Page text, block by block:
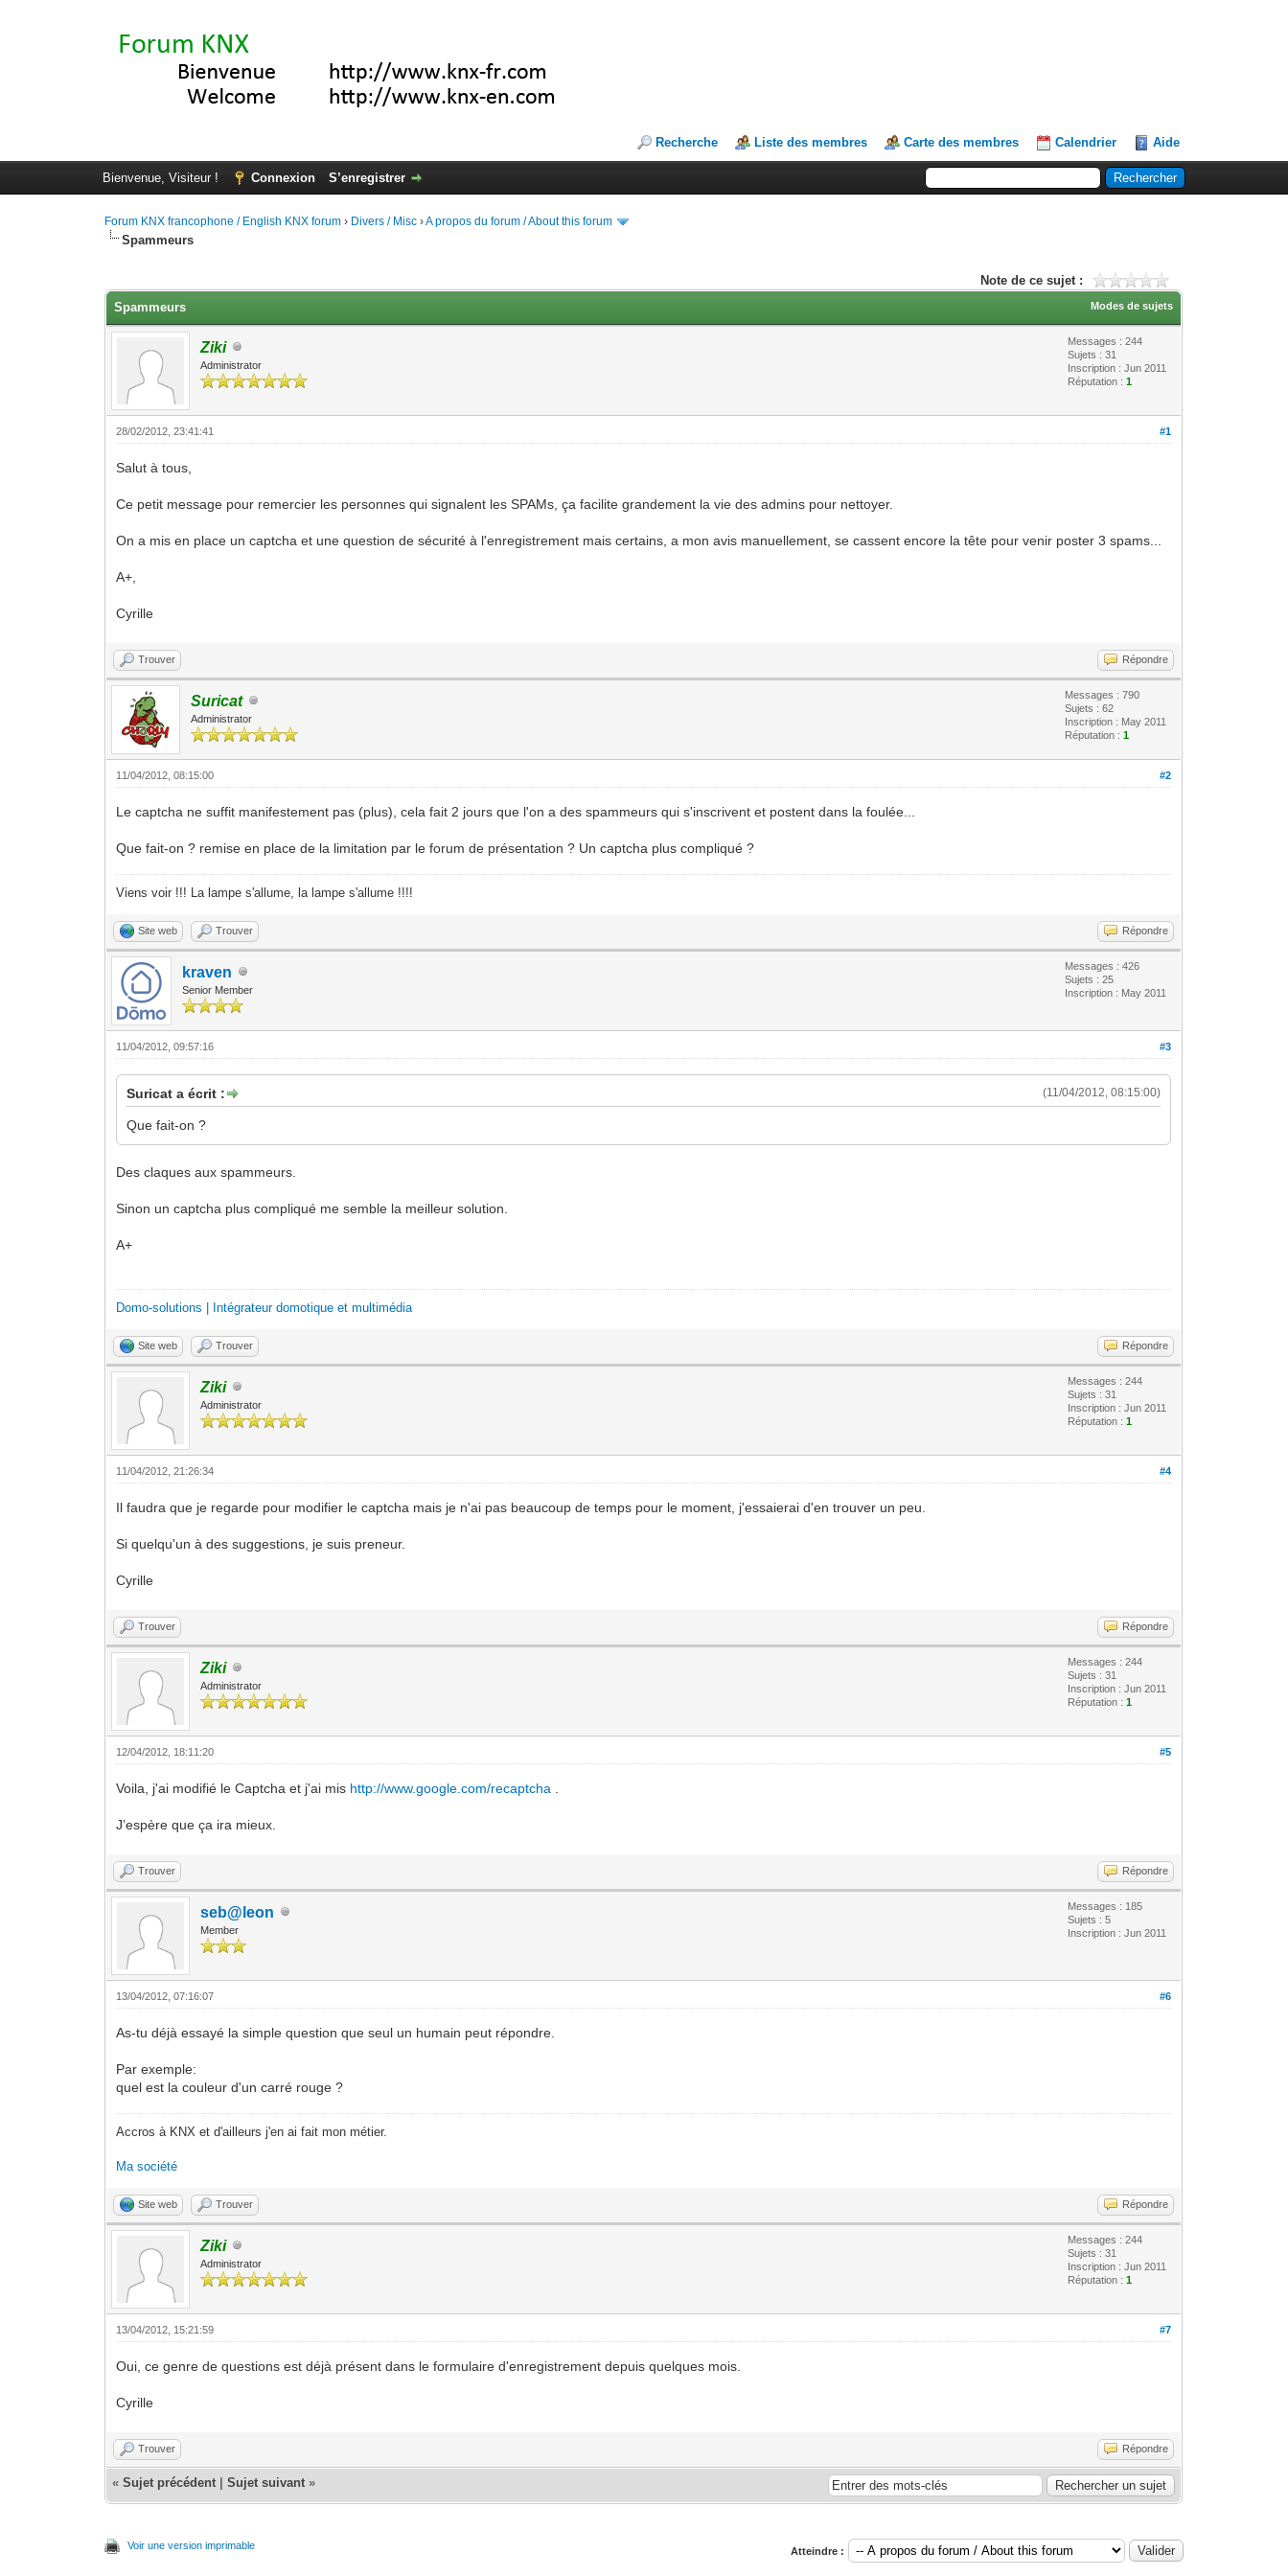
Recherche Liste des membres Carte des membres Calendrier Aide
Bienvenue, Visiteur ! Connexion S’enregistrer
Forum KNX francophone / English KNX forum › Divers / Misc ›A propos du forum / About this forum
Spammeurs
Note de ce sujet :
Modes de sujets
Spammeurs
Ziki
Administrator
Messages : 244
Sujets : 31
Inscription : Jun 2011
Réputation :1
#1
28/02/2012, 23:41:41
Salut à tous,
Ce petit message pour remercier les personnes qui signalent les SPAMs, ça facilite grandement la vie des admins pour nettoyer.
On a mis en place un captcha et une question de sécurité à l'enregistrement mais certains, a mon avis manuellement, se cassent encore la tête pour venir poster 3 spams...
A+,
Cyrille
Trouver Répondre
Suricat
Administrator
Messages : 790
Sujets : 62
Inscription : May 2011
Réputation :1
#2
11/04/2012, 08:15:00
Le captcha ne suffit manifestement pas (plus), cela fait 2 jours que l'on a des spammeurs qui s'inscrivent et postent dans la foulée...
Que fait-on ? remise en place de la limitation par le forum de présentation ? Un captcha plus compliqué ?
Viens voir !!! La lampe s'allume, la lampe s'allume !!!!
Site web Trouver Répondre
kraven
Senior Member
Messages : 426
Sujets : 25
Inscription : May 2011
#3
11/04/2012, 09:57:16
(11/04/2012, 08:15:00)
Suricat a écrit :
Que fait-on ?
Des claques aux spammeurs.
Sinon un captcha plus compliqué me semble la meilleur solution.
A+
Domo-solutions | Intégrateur domotique et multimédia
Site web Trouver Répondre
Ziki
Administrator
Messages : 244
Sujets : 31
Inscription : Jun 2011
Réputation :1
#4
11/04/2012, 21:26:34
Il faudra que je regarde pour modifier le captcha mais je n'ai pas beaucoup de temps pour le moment, j'essaierai d'en trouver un peu.
Si quelqu'un à des suggestions, je suis preneur.
Cyrille
Trouver Répondre
Ziki
Administrator
Messages : 244
Sujets : 31
Inscription : Jun 2011
Réputation :1
#5
12/04/2012, 18:11:20
Voila, j'ai modifié le Captcha et j'ai mis http://www.google.com/recaptcha
J’espère que ça ira mieux.
Trouver Répondre
seb@leon
Member
Messages : 185
Sujets : 5
Inscription : Jun 2011
#6
13/04/2012, 07:16:07
As-tu déjà essayé la simple question que seul un humain peut répondre.
Par exemple:
quel est la couleur d'un carré rouge ?
Accros à KNX et d'ailleurs j'en ai fait mon métier.
Ma société
Site web Trouver Répondre
Ziki
Administrator
Messages : 244
Sujets : 31
Inscription : Jun 2011
Réputation :1
#7
13/04/2012, 15:21:59
Oui, ce genre de questions est déjà présent dans le formulaire d'enregistrement depuis quelques mois.
Cyrille
Trouver Répondre
«Sujet précédent |Sujet suivant »
Voir une version imprimable Atteindre :